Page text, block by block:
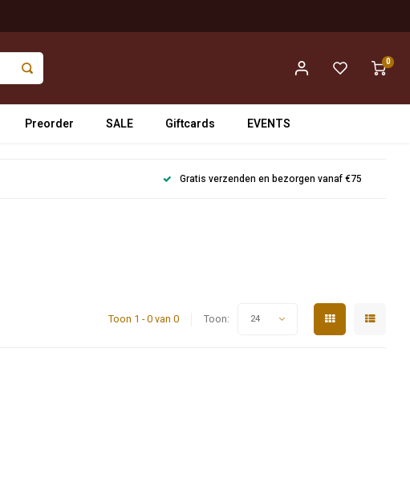
0
Preorder SALE Giftcards EVENTS
Gratis verzenden en bezorgen vanaf €75
Toon 1 - 0 van 0 Toon: 24